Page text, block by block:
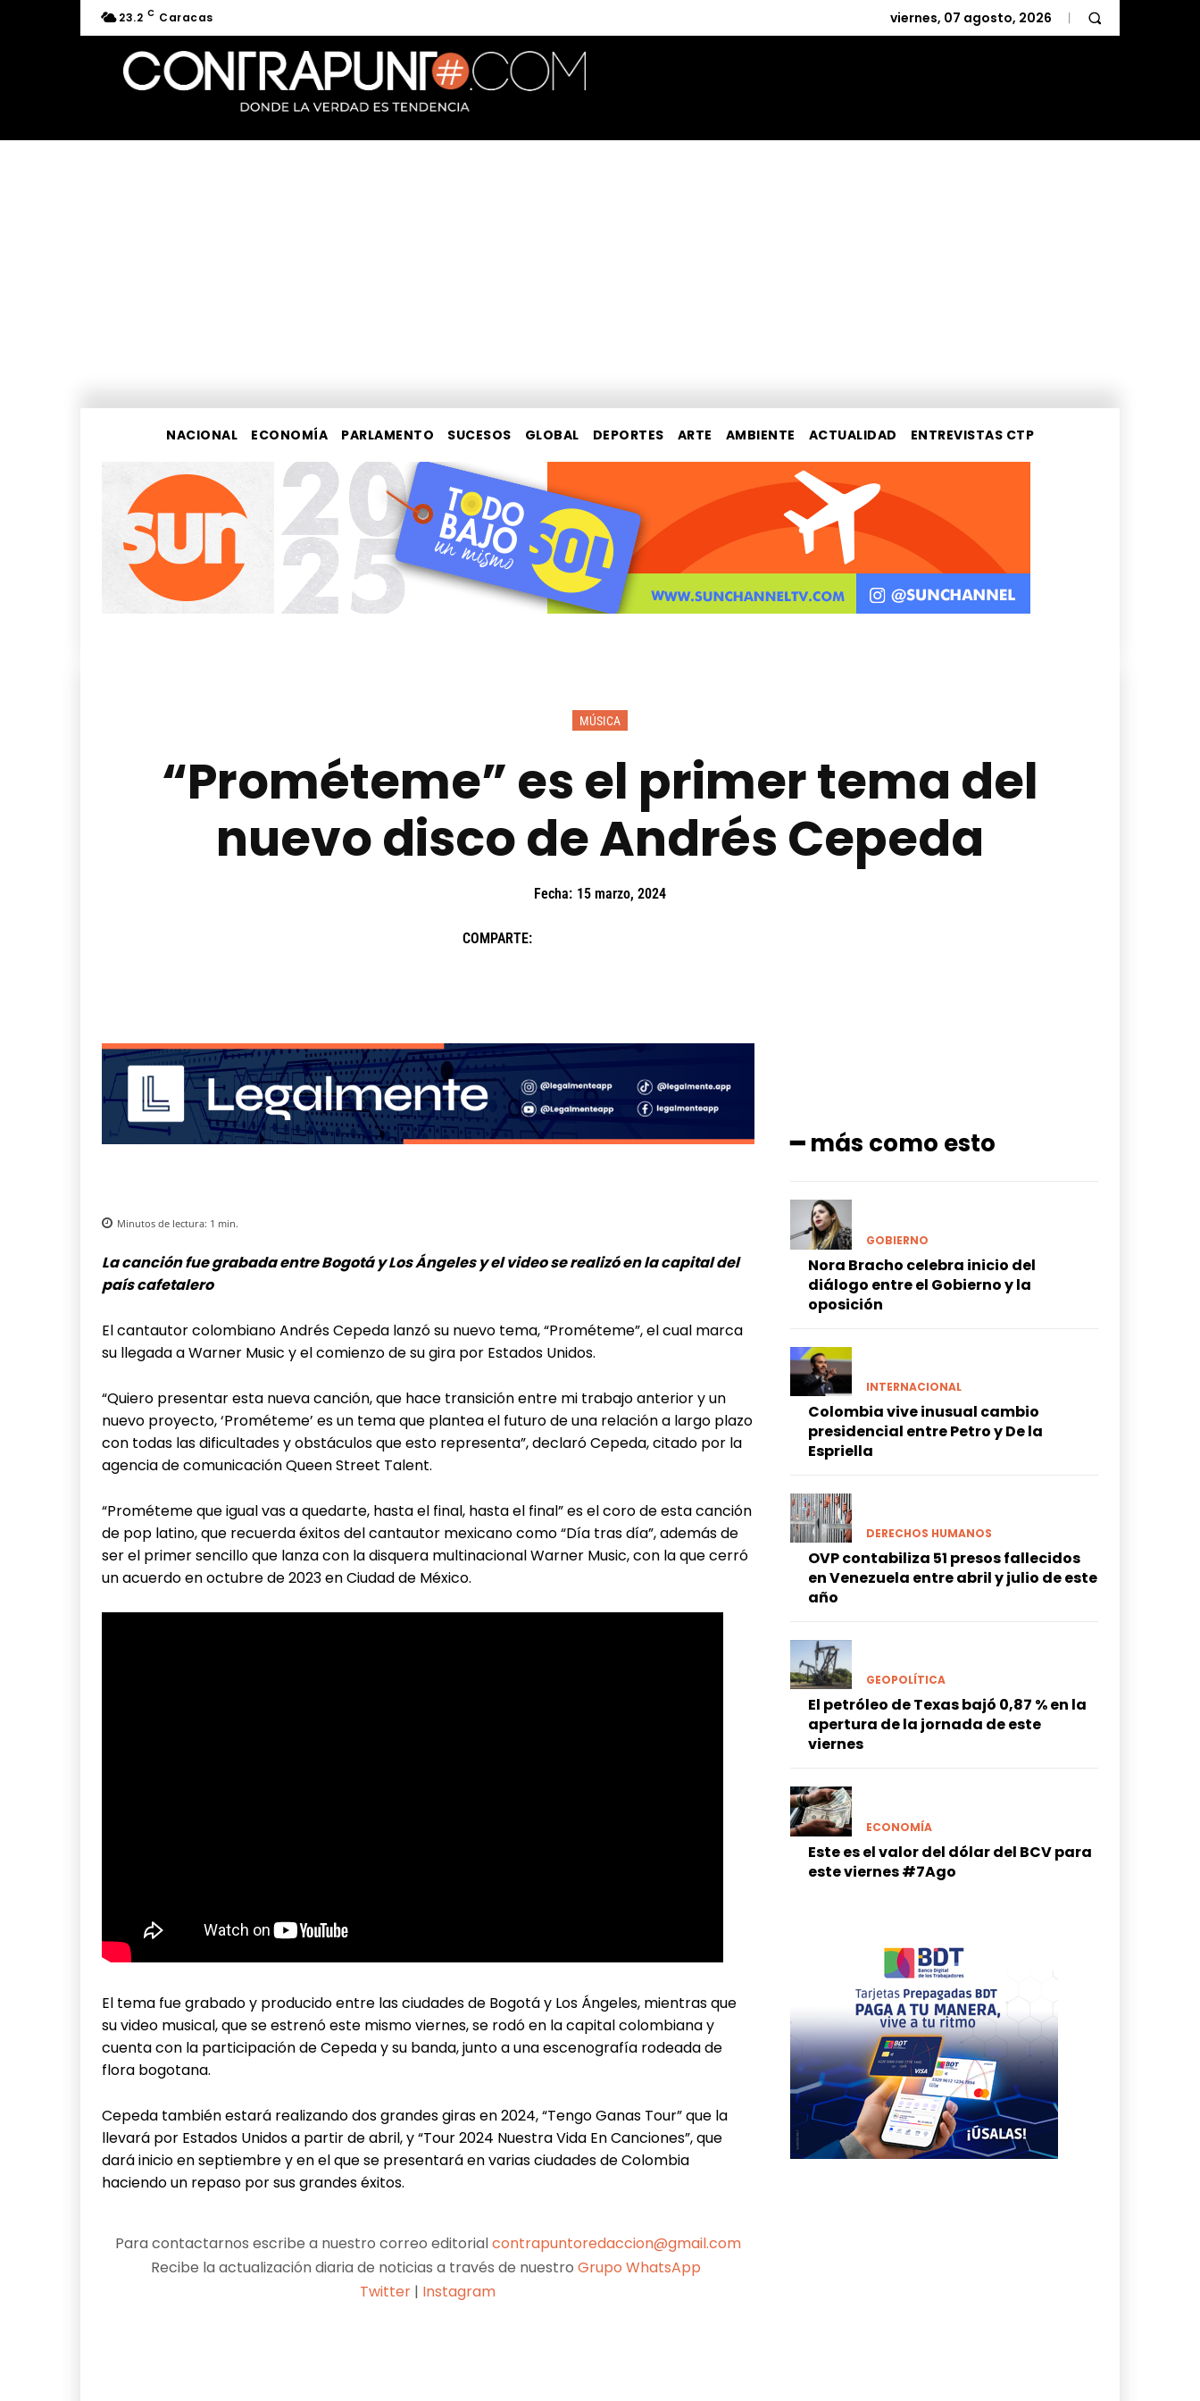
23.2 C Caracas viernes, 07 agosto, 2026
NACIONAL ECONOMÍA PARLAMENTO SUCESOS GLOBAL DEPORTES ARTE AMBIENTE ACTUALIDAD ENTREVISTAS CTP
MÚSICA
“Prométeme” es el primer tema del
nuevo disco de Andrés Cepeda
Fecha: 15 marzo, 2024
COMPARTE:
Minutos de lectura: 1 min.
La canción fue grabada entre Bogotá y Los Ángeles y el video se realizó en la capital del
país cafetalero
El cantautor colombiano Andrés Cepeda lanzó su nuevo tema, “Prométeme”, el cual marca
su llegada a Warner Music y el comienzo de su gira por Estados Unidos.
“Quiero presentar esta nueva canción, que hace transición entre mi trabajo anterior y un
nuevo proyecto, ‘Prométeme’ es un tema que plantea el futuro de una relación a largo plazo
con todas las dificultades y obstáculos que esto representa”, declaró Cepeda, citado por la
agencia de comunicación Queen Street Talent.
“Prométeme que igual vas a quedarte, hasta el final, hasta el final” es el coro de esta canción
de pop latino, que recuerda éxitos del cantautor mexicano como “Día tras día”, además de
ser el primer sencillo que lanza con la disquera multinacional Warner Music, con la que cerró
un acuerdo en octubre de 2023 en Ciudad de México.
El tema fue grabado y producido entre las ciudades de Bogotá y Los Ángeles, mientras que
su video musical, que se estrenó este mismo viernes, se rodó en la capital colombiana y
cuenta con la participación de Cepeda y su banda, junto a una escenografía rodeada de
flora bogotana.
Cepeda también estará realizando dos grandes giras en 2024, “Tengo Ganas Tour” que la
llevará por Estados Unidos a partir de abril, y “Tour 2024 Nuestra Vida En Canciones”, que
dará inicio en septiembre y en el que se presentará en varias ciudades de Colombia
haciendo un repaso por sus grandes éxitos.
Para contactarnos escribe a nuestro correo editorialcontrapuntoredaccion@gmail.com
Recibe la actualización diaria de noticias a través de nuestroGrupo WhatsApp
Twitter | Instagram
━ más como esto
GOBIERNO
Nora Bracho celebra inicio del
diálogo entre el Gobierno y la
oposición
INTERNACIONAL
Colombia vive inusual cambio
presidencial entre Petro y De la
Espriella
DERECHOS HUMANOS
OVP contabiliza 51 presos fallecidos
en Venezuela entre abril y julio de este
año
GEOPOLÍTICA
El petróleo de Texas bajó 0,87 % en la
apertura de la jornada de este
viernes
ECONOMÍA
Este es el valor del dólar del BCV para
este viernes #7Ago